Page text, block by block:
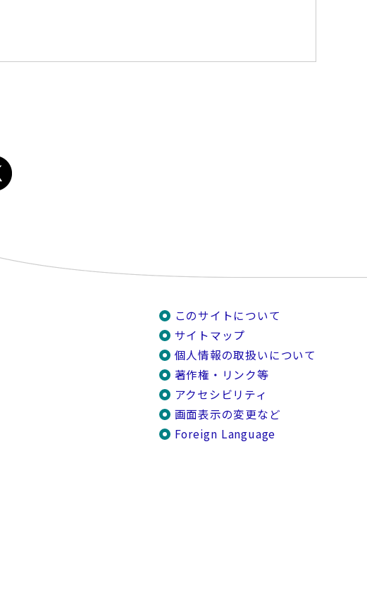
このサイトについて
サイトマップ
個人情報の取扱いについて
著作権・リンク等
アクセシビリティ
画面表示の変更など
Foreign Language